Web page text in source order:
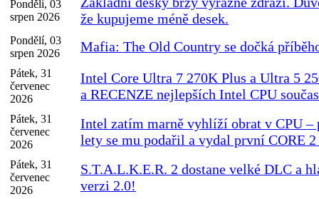
Pondělí, 03
srpen 2026
že kupujeme méně desek.
Pondělí, 03
srpen 2026
Mafia: The Old Country se dočká
Pátek, 31
červenec
2026
Intel Core Ultra 7 270K Plus a Ultra 5
a RECENZE nejlepších Intel CPU
Pátek, 31
červenec
2026
Intel zatím marně vyhlíží obrat v CPU –
lety se mu podařil a vydal první CORE
Pátek, 31
červenec
2026
S.T.A.L.K.E.R. 2 dostane velké DLC a
verzi 2.0!